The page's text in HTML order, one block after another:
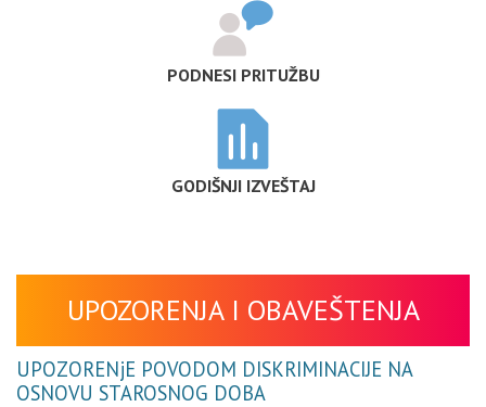
PODNESI PRITUŽBU
GODIŠNJI IZVEŠTAJ
UPOZORENJA I OBAVEŠTENJA
UPOZORENjE POVODOM DISKRIMINACIJE NA
OSNOVU STAROSNOG DOBA